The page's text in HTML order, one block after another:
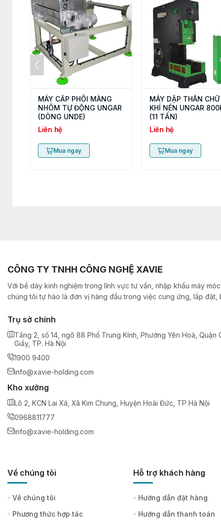
MÁY CẤP PHÔI MÀNG
NHÔM TỰ ĐỘNG UNGAR
(DÒNG UNDE)
Liên hệ
Mua ngay
MÁY DẬP THÂN CHỮ
KHÍ NÉN UNGAR
(11 TẤN)
Liên hệ
Mua ngay
CÔNG TY TNHH CÔNG NGHỆ XAVIE
Với bề dày kinh nghiệm trong lĩnh vực tư vấn, nhập khẩu máy
chúng tôi tự hào là đơn vị hàng đầu trong việc cung ứng, lắp đặt,
Trụ sở chính
Tầng 2, số 14, ngõ 88 Phố Trung Kính, Phường Yên Hoà, Quận
Giấy, TP. Hà Nội
1900 9400
info@xavie-holding.com
Kho xưởng
Lô 2, KCN Lai Xá, Xã Kim Chung, Huyện Hoài Đức, TP Hà Nội
0968811777
info@xavie-holding.com
Về chúng tôi
Về chúng tôi
Phương thức hợp tác
Hỗ trợ khách hàng
Hướng dẫn đặt hàng
Hướng dẫn thanh toán